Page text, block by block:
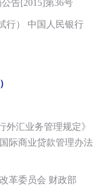
告[2015]第36号
行） 中国人民银行
外汇业务管理规定》
际商业贷款管理办法
革委员会 财政部